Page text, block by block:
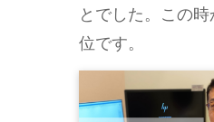
とでした。この
位です。